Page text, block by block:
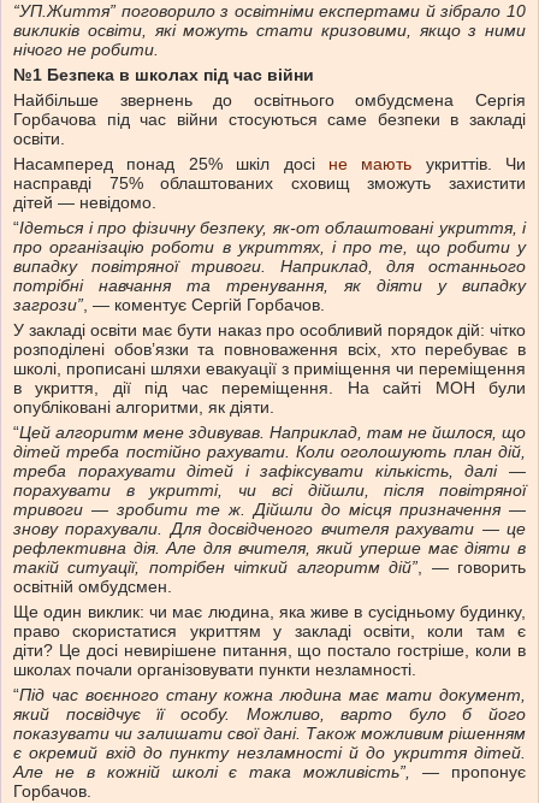
“УП.Життя” поговорило з освітніми експертами й зібрало 10
викликів освіти, які можуть стати кризовими, якщо з ними
нічого не робити.
№1 Безпека в школах під час війни
Найбільше звернень до освітнього омбудсмена Сергія
Горбачова під час війни стосуються саме безпеки в закладі
освіти.
Насамперед понад 25% шкіл досі не мають укриттів. Чи
насправді 75% облаштованих сховищ зможуть захистити
дітей — невідомо.
“Ідеться і про фізичну безпеку, як-от облаштовані укриття, і
про організацію роботи в укриттях, і про те, що робити у
випадку повітряної тривоги. Наприклад, для останнього
потрібні навчання та тренування, як діяти у випадку
загрози”, — коментує Сергій Горбачов.
У закладі освіти має бути наказ про особливий порядок дій: чітко
розподілені обов’язки та повноваження всіх, хто перебуває в
школі, прописані шляхи евакуації з приміщення чи переміщення
в укриття, дії під час переміщення. На сайті МОН були
опубліковані алгоритми, як діяти.
“Цей алгоритм мене здивував. Наприклад, там не йшлося, що
дітей треба постійнорахувати. Коли оголошують план дій,
треба порахувати дітей і зафіксувати кількість, далі —
порахувати в укритті, чи всі дійшли, після повітряної
тривоги — зробити те ж. Дійшли до місця призначення —
знову порахували. Для досвідченого вчителярахувати —це
рефлективна дія. Але для вчителя, який уперше має діяти в
такій ситуації, потрібен чіткий алгоритм дій”, — говорить
освітній омбудсмен.
Ще один виклик: чи має людина, яка живе в сусідньому будинку,
право скористатися укриттям у закладі освіти, коли там є
діти? Це досі невирішене питання, що постало гостріше, коли в
школах почали організовувати пункти незламності.
“Під час воєнного стану кожна людина має мати документ,
який посвідчує її особу. Можливо, варто було б його
показувати чи залишати своїдані. Також можливимрішенням
є окремий вхід до пункту незламності й до укриття дітей.
Але не в кожній школі є така можливість”, — пропонує
Горбачов.